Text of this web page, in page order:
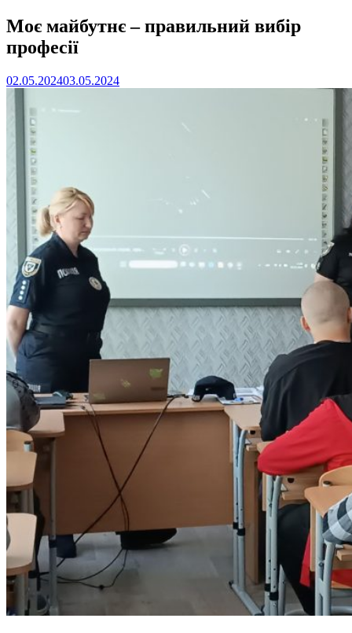
Моє майбутнє – правильний вибір
професії
02.05.202403.05.2024